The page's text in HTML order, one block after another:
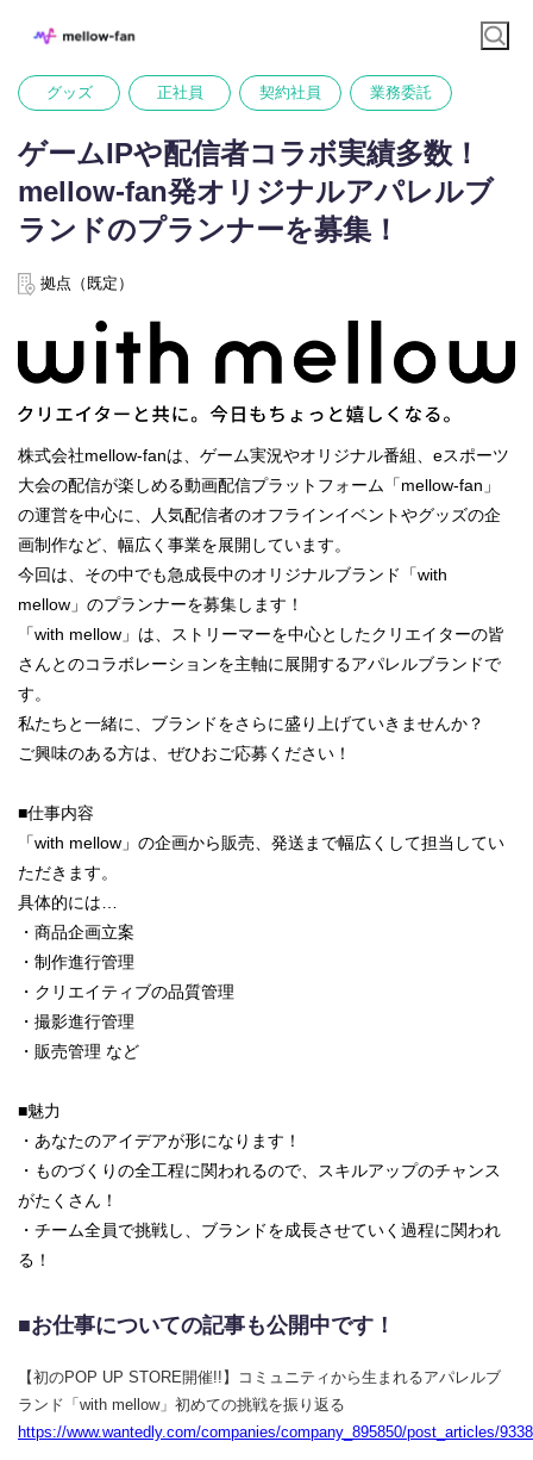
グッズ 正社員 契約社員 業務委託
ゲームIPや配信者コラボ実績多数！
mellow-fan発オリジナルアパレルブ
ランドのプランナーを募集！
拠点（既定）
株式会社mellow-fanは、ゲーム実況やオリジナル番組、eスポーツ
大会の配信が楽しめる動画配信プラットフォーム「mellow-fan」
の運営を中心に、人気配信者のオフラインイベントやグッズの企
画制作など、幅広く事業を展開しています。
今回は、その中でも急成長中のオリジナルブランド「with
mellow」のプランナーを募集します！
「with mellow」は、ストリーマーを中心としたクリエイターの皆
さんとのコラボレーションを主軸に展開するアパレルブランドで
す。
私たちと一緒に、ブランドをさらに盛り上げていきませんか？
ご興味のある方は、ぜひおご応募ください！
■仕事内容
「with mellow」の企画から販売、発送まで幅広くして担当してい
ただきます。
具体的には…
・商品企画立案
・制作進行管理
・クリエイティブの品質管理
・撮影進行管理
・販売管理 など
■魅力
・あなたのアイデアが形になります！
・ものづくりの全工程に関われるので、スキルアップのチャンス
がたくさん！
・チーム全員で挑戦し、ブランドを成長させていく過程に関われ
る！
■お仕事についての記事も公開中です！
【初のPOP UP STORE開催!!】コミュニティから生まれるアパレルブ
ランド「with mellow」初めての挑戦を振り返る
https://www.wantedly.com/companies/company_895850/post_articles/